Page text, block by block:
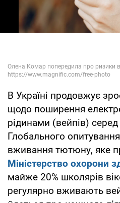
В Україні продовжує
щодо поширення
рідинами (вейпів) серед
Глобального
вживання тютюну, яке
Міністерство охорони
майже 20% школярів
регулярно вживають